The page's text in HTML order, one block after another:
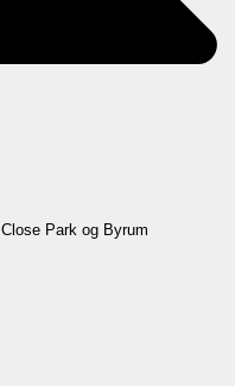
Close Park og Byrum